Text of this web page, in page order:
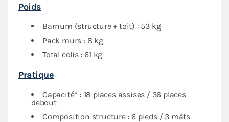
Poids
Barnum (structure + toit) : 53 kg
Pack murs : 8 kg
Total colis : 61 kg
Pratique
Capacité* : 18 places assises / 36 places
debout
Composition structure : 6 pieds / 3 mâts